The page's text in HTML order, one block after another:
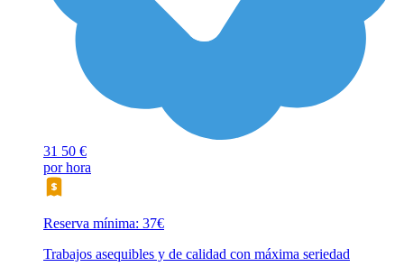
31 50 €
por hora
Reserva mínima: 37€
Trabajos asequibles y de calidad con máxima seriedad